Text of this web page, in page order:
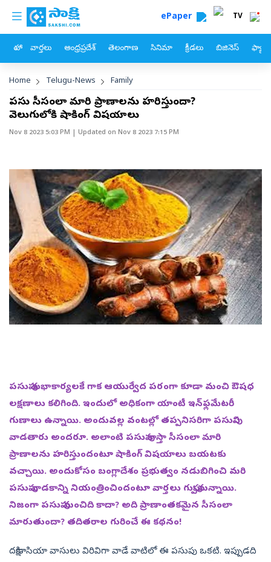
Skip to main content
custom menu ePaper TV
హోం వార్తలు ఆంధ్రప్రదేశ్ తెలంగాణ సినిమా క్రీడలు బిజినెస్
Breadcrumb
Home Telugu-News Family
పసుపు సీసంలా మారి ప్రాణాలను హరిస్తుందా?
వెలుగులోకి షాకింగ్‌ విషయాలు
Nov 8 2023 5:03 PM | Updated on Nov 8 2023 7:15 PM
పసుపు శుభాకార్యలకే గాక ఆయుర్వేద పరంగా కూడా మంచి ఔషధ
లక్షణాలు కలిగింది. ఇందులో అధికంగా యాంటీ ఇన్‌ఫ్లమేటరీ
గుణాలు ఉన్నాయి. అందువల్ల వంటల్లో తప్పనిసరిగా పసుపుని
వాడతారు అందరూ. అలాంటి పసుపు కాస్తా సీసంలా మారి
ప్రాణాలను హరిస్తుందంటూ షాకింగ్‌ విషయాలు బయటకు
వచ్చాయి. అందుకోసం బంగ్లాదేశం ప్రభుత్వం నడుబిగించి మరి
పసుపు వాడకాన్ని నియంత్రించిందంటూ వార్తలు గుప్పుమన్నాయి.
నిజంగా పసుపు మంచిది కాదా? అది ప్రాణాంతకమైన సీసంలా
మారుతుందా? తదితరాల గురించే ఈ కథనం!
దక్షిణాసియా వాసులు విరివిగా వాడే వాటిలో ఈ పసుపు ఒకటి. ఇప్పుడది